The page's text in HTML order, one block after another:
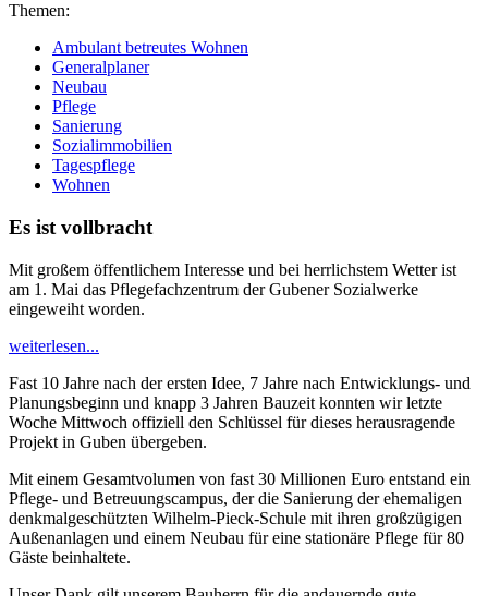
Themen:
Ambulant betreutes Wohnen
Generalplaner
Neubau
Pflege
Sanierung
Sozialimmobilien
Tagespflege
Wohnen
Es ist vollbracht
Mit großem öffentlichem Interesse und bei herrlichstem Wetter ist
am 1. Mai das Pflegefachzentrum der Gubener Sozialwerke
eingeweiht worden.
weiterlesen...
Fast 10 Jahre nach der ersten Idee, 7 Jahre nach Entwicklungs- und
Planungsbeginn und knapp 3 Jahren Bauzeit konnten wir letzte
Woche Mittwoch offiziell den Schlüssel für dieses herausragende
Projekt in Guben übergeben.
Mit einem Gesamtvolumen von fast 30 Millionen Euro entstand ein
Pflege- und Betreuungscampus, der die Sanierung der ehemaligen
denkmalgeschützten Wilhelm-Pieck-Schule mit ihren großzügigen
Außenanlagen und einem Neubau für eine stationäre Pflege für 80
Gäste beinhaltete.